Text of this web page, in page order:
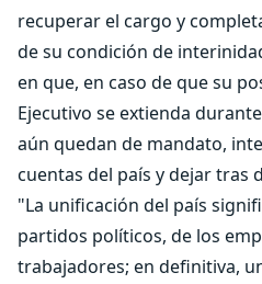
recuperar el cargo y
de su condición de
en que, en caso de que su
Ejecutivo se extienda
aún quedan de mandato,
cuentas del país y dejar tras
"La unificación del país
partidos políticos, de los
trabajadores; en definitiva,